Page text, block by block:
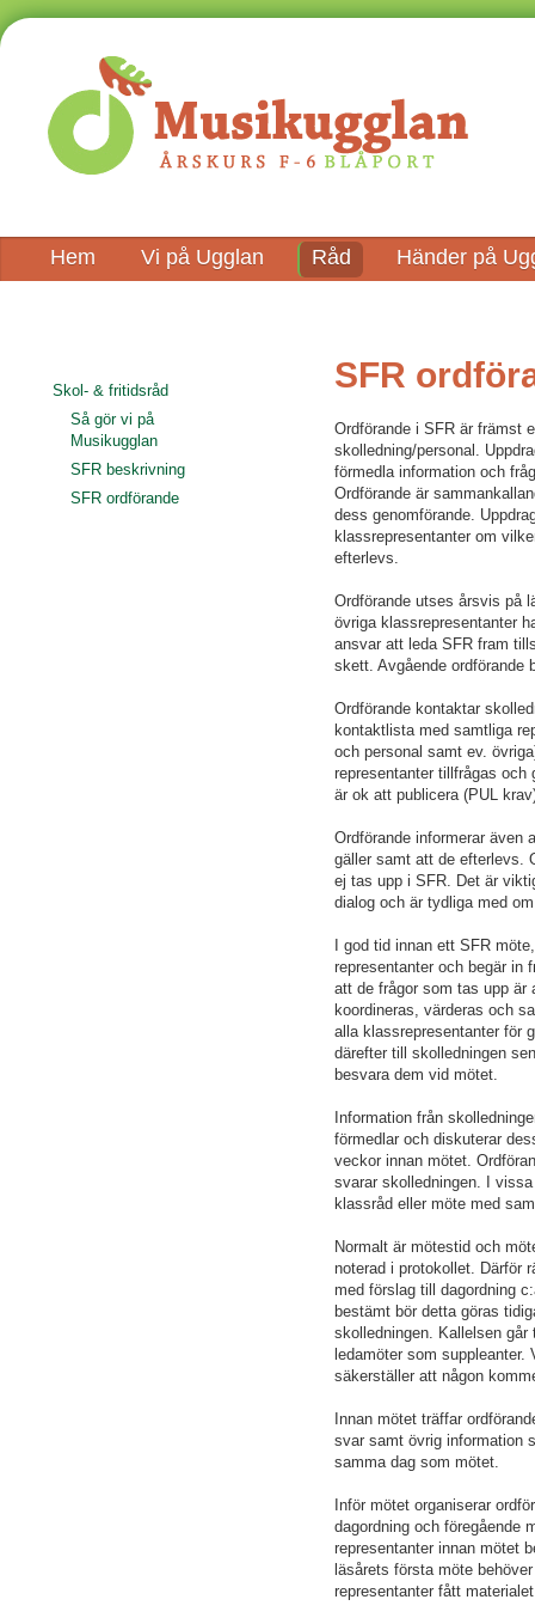
Hem Vi på Ugglan Råd Händer på
Skol- & fritidsråd
Så gör vi på
Musikugglan
SFR beskrivning
SFR ordförande
SFR
Ordförande i SFR är främst
skolledning/personal.
förmedla information och
Ordförande är
dess genomförande.
klassrepresentanter om
efterlevs.
Ordförande utses årsvis på
övriga klassrepresentanter
ansvar att leda SFR fram
skett. Avgående ordförande
Ordförande kontaktar
kontaktlista med samtliga
och personal samt ev.
representanter tillfrågas och
är ok att publicera (PUL
Ordförande informerar även
gäller samt att de efterlevs.
ej tas upp i SFR. Det är
dialog och är tydliga med
I god tid innan ett SFR
representanter och begär in
att de frågor som tas upp är
koordineras, värderas och
alla klassrepresentanter för
därefter till skolledningen
besvara dem vid mötet.
Information från
förmedlar och diskuterar
veckor innan mötet.
svarar skolledningen. I
klassråd eller möte med
Normalt är mötestid och
noterad i protokollet. Därför
med förslag till dagordning
bestämt bör detta göras
skolledningen. Kallelsen
ledamöter som
säkerställer att någon
Innan mötet träffar
svar samt övrig information
samma dag som mötet.
Inför mötet organiserar
dagordning och föregående
representanter innan mötet
läsårets första möte
representanter fått